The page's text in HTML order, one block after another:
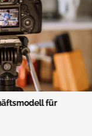
für